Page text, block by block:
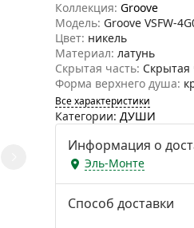
Коллекция: Groove
Модель: Groove VSFW-
Цвет: никель
Материал: латунь
Скрытая часть: Скрытая
Форма верхнего душа:
Все характеристики
Категории: ДУШИ
Информация о
Эль-Монте
Способ доставки